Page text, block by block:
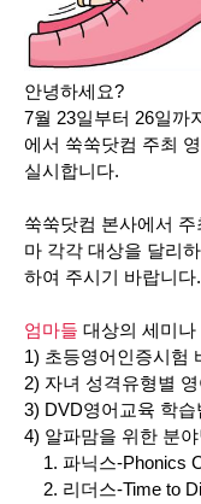
안녕하세요?
7월 23일부터 26일까
에서 쑥쑥닷컴 주최
실시합니다.
쑥쑥닷컴 본사에서
마 각각 대상을 달리
하여 주시기 바랍니다.
엄마들 대상의 세미나
1) 초등영어인증시험
2) 자녀 성격유형별
3) DVD영어교육 학습
4) 알파맘을 위한 분
1. 파닉스-Phonics
2. 리더스-Time to